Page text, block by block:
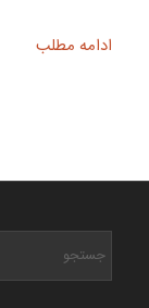
ادامه مطلب